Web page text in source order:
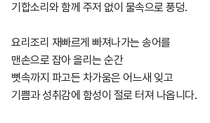
기합소리와 함께 주저 없이 물속으로 풍덩.
요리조리 재빠르게 빠져나가는 송어를
맨손으로 잡아 올리는 순간
뼛속까지 파고든 차가움은 어느새 잊고
기쁨과 성취감에 함성이 절로 터져 나옵니다.